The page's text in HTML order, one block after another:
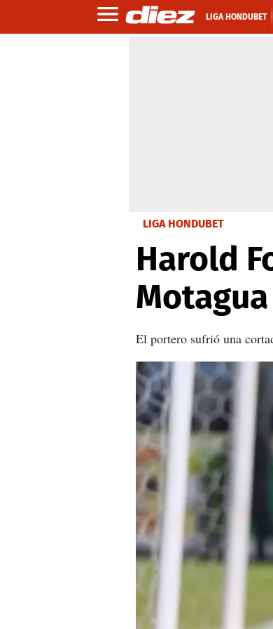
LIGA HONDUBET
LIGA HONDUBET
Harold
El portero sufrió una